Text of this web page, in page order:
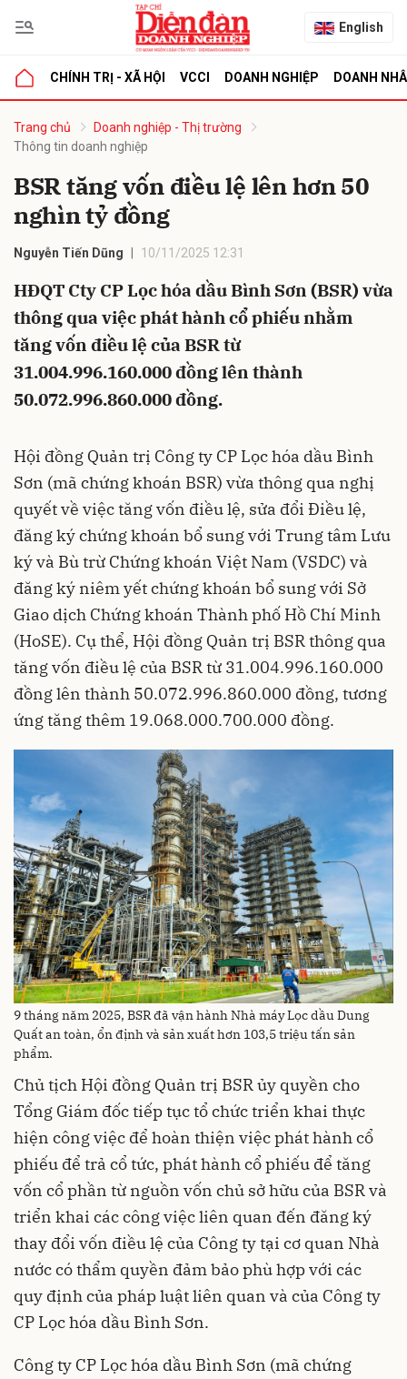
English
CHÍNH TRỊ - XÃ HỘI VCCI DOANH NGHIỆP DOANH
Trang chủ
Doanh nghiệp - Thị trường
Thông tin doanh nghiệp
BSR tăng vốn điều lệ lên hơn 50
nghìn tỷ đồng
Nguyễn Tiến Dũng 10/11/2025 12:31
HĐQT Cty CP Lọc hóa dầu Bình Sơn (BSR) vừa
thông qua việc phát hành cổ phiếu nhằm
tăng vốn điều lệ của BSR từ
31.004.996.160.000 đồng lên thành
50.072.996.860.000 đồng.
Hội đồng Quản trị Công ty CP Lọc hóa dầu Bình
Sơn (mã chứng khoán BSR) vừa thông qua nghị
quyết về việc tăng vốn điều lệ, sửa đổi Điều lệ,
đăng ký chứng khoán bổ sung với Trung tâm Lưu
ký và Bù trừ Chứng khoán Việt Nam (VSDC) và
đăng ký niêm yết chứng khoán bổ sung với Sở
Giao dịch Chứng khoán Thành phố Hồ Chí Minh
(HoSE). Cụ thể, Hội đồng Quản trị BSR thông qua
tăng vốn điều lệ của BSR từ 31.004.996.160.000
đồng lên thành 50.072.996.860.000 đồng, tương
ứng tăng thêm 19.068.000.700.000 đồng.
9 tháng năm 2025, BSR đã vận hành Nhà máy Lọc dầu Dung
Quất an toàn, ổn định và sản xuất hơn 103,5 triệu tấn sản
phẩm.
Chủ tịch Hội đồng Quản trị BSR ủy quyền cho
Tổng Giám đốc tiếp tục tổ chức triển khai thực
hiện công việc để hoàn thiện việc phát hành cổ
phiếu để trả cổ tức, phát hành cổ phiếu để tăng
vốn cổ phần từ nguồn vốn chủ sở hữu của BSR và
triển khai các công việc liên quan đến đăng ký
thay đổi vốn điều lệ của Công ty tại cơ quan Nhà
nước có thẩm quyền đảm bảo phù hợp với các
quy định của pháp luật liên quan và của Công ty
CP Lọc hóa dầu Bình Sơn.
Công ty CP Lọc hóa dầu Bình Sơn (mã chứng
luận
Hủy